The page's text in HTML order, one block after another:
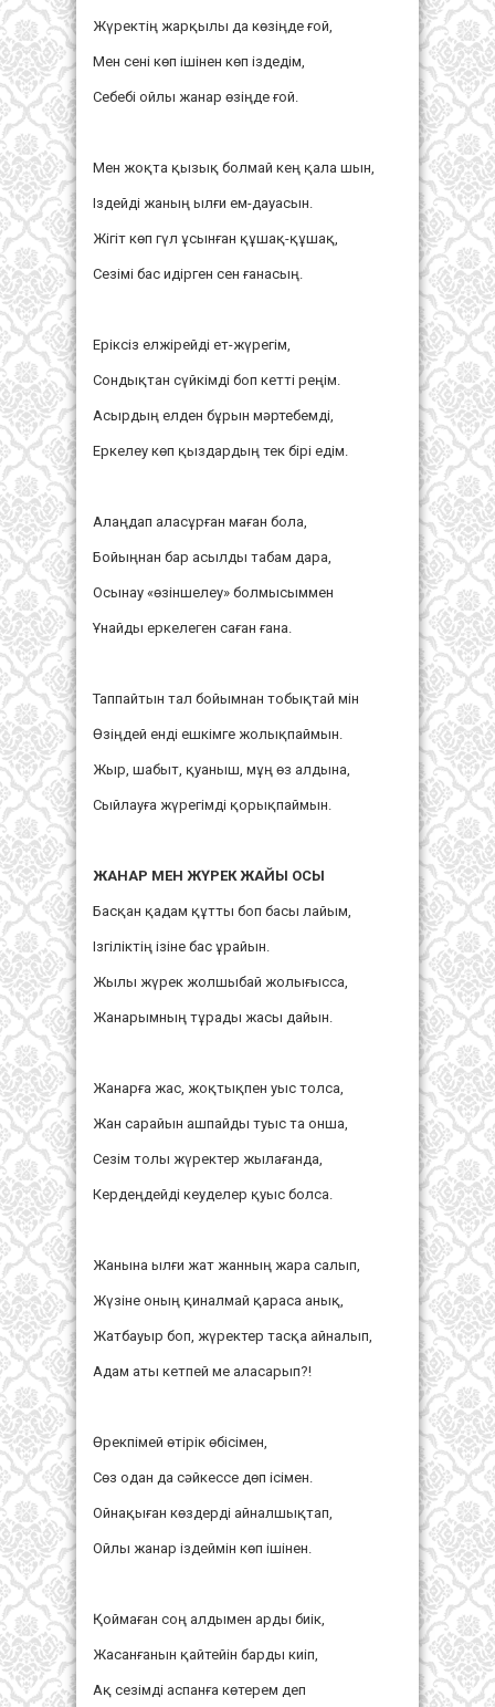
Жүректің жарқылы да көзіңде ғой,
Мен сені көп ішінен көп іздедім,
Себебі ойлы жанар өзіңде ғой.
Мен жоқта қызық болмай кең қала шын,
Іздейді жаның ылғи ем-дауасын.
Жігіт көп гүл ұсынған құшақ-құшақ,
Сезімі бас идірген сен ғанасың.
Еріксіз елжірейді ет-жүрегім,
Сондықтан сүйкімді боп кетті реңім.
Асырдың елден бұрын мәртебемді,
Еркелеу көп қыздардың тек бірі едім.
Алаңдап аласұрған маған бола,
Бойыңнан бар асылды табам дара,
Осынау «өзіншелеу» болмысыммен
Ұнайды еркелеген саған ғана.
Таппайтын тал бойымнан тобықтай мін
Өзіңдей енді ешкімге жолықпаймын.
Жыр, шабыт, қуаныш, мұң өз алдына,
Сыйлауға жүрегімді қорықпаймын.
ЖАНАР МЕН ЖҮРЕК ЖАЙЫ ОСЫ
Басқан қадам құтты боп басы лайым,
Ізгіліктің ізіне бас ұрайын.
Жылы жүрек жолшыбай жолығысса,
Жанарымның тұрады жасы дайын.
Жанарға жас, жоқтықпен уыс толса,
Жан сарайын ашпайды туыс та онша,
Сезім толы жүректер жылағанда,
Кердеңдейді кеуделер қуыс болса.
Жанына ылғи жат жанның жара салып,
Жүзіне оның қиналмай қараса анық,
Жатбауыр боп, жүректер тасқа айналып,
Адам аты кетпей ме аласарып?!
Өрекпімей өтірік өбісімен,
Сөз одан да сәйкессе дөп ісімен.
Ойнақыған көздерді айналшықтап,
Ойлы жанар іздеймін көп ішінен.
Қоймаған соң алдымен арды биік,
Жасанғанын қайтейін барды киіп,
Ақ сезімді аспанға көтерем деп